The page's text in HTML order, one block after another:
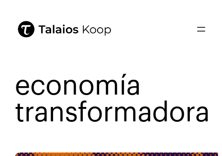
economía
transformadora